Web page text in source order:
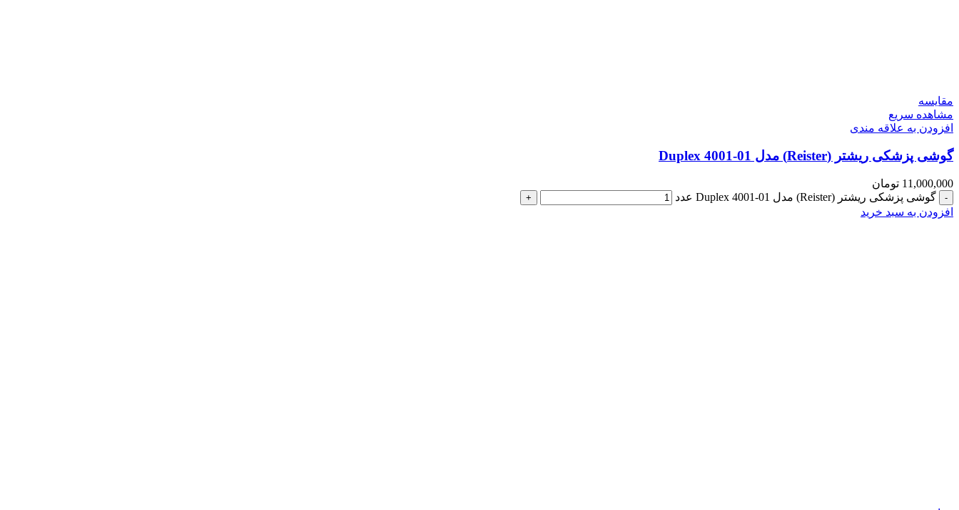
مقایسه
مشاهده سریع
افزودن به علاقه مندی
گوشی پزشکی ریشتر (Reister) مدل Duplex 4001-01
11,000,000 تومان
گوشی پزشکی ریشتر (Reister) مدل Duplex 4001-01 عدد
افزودن به سبد خرید